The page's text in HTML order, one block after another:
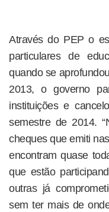
Através do PEP o
particulares de
quando se
2013, o governo
instituições e
semestre de 2014.
cheques que emiti
encontram quase
que estão
outras já
sem ter mais de